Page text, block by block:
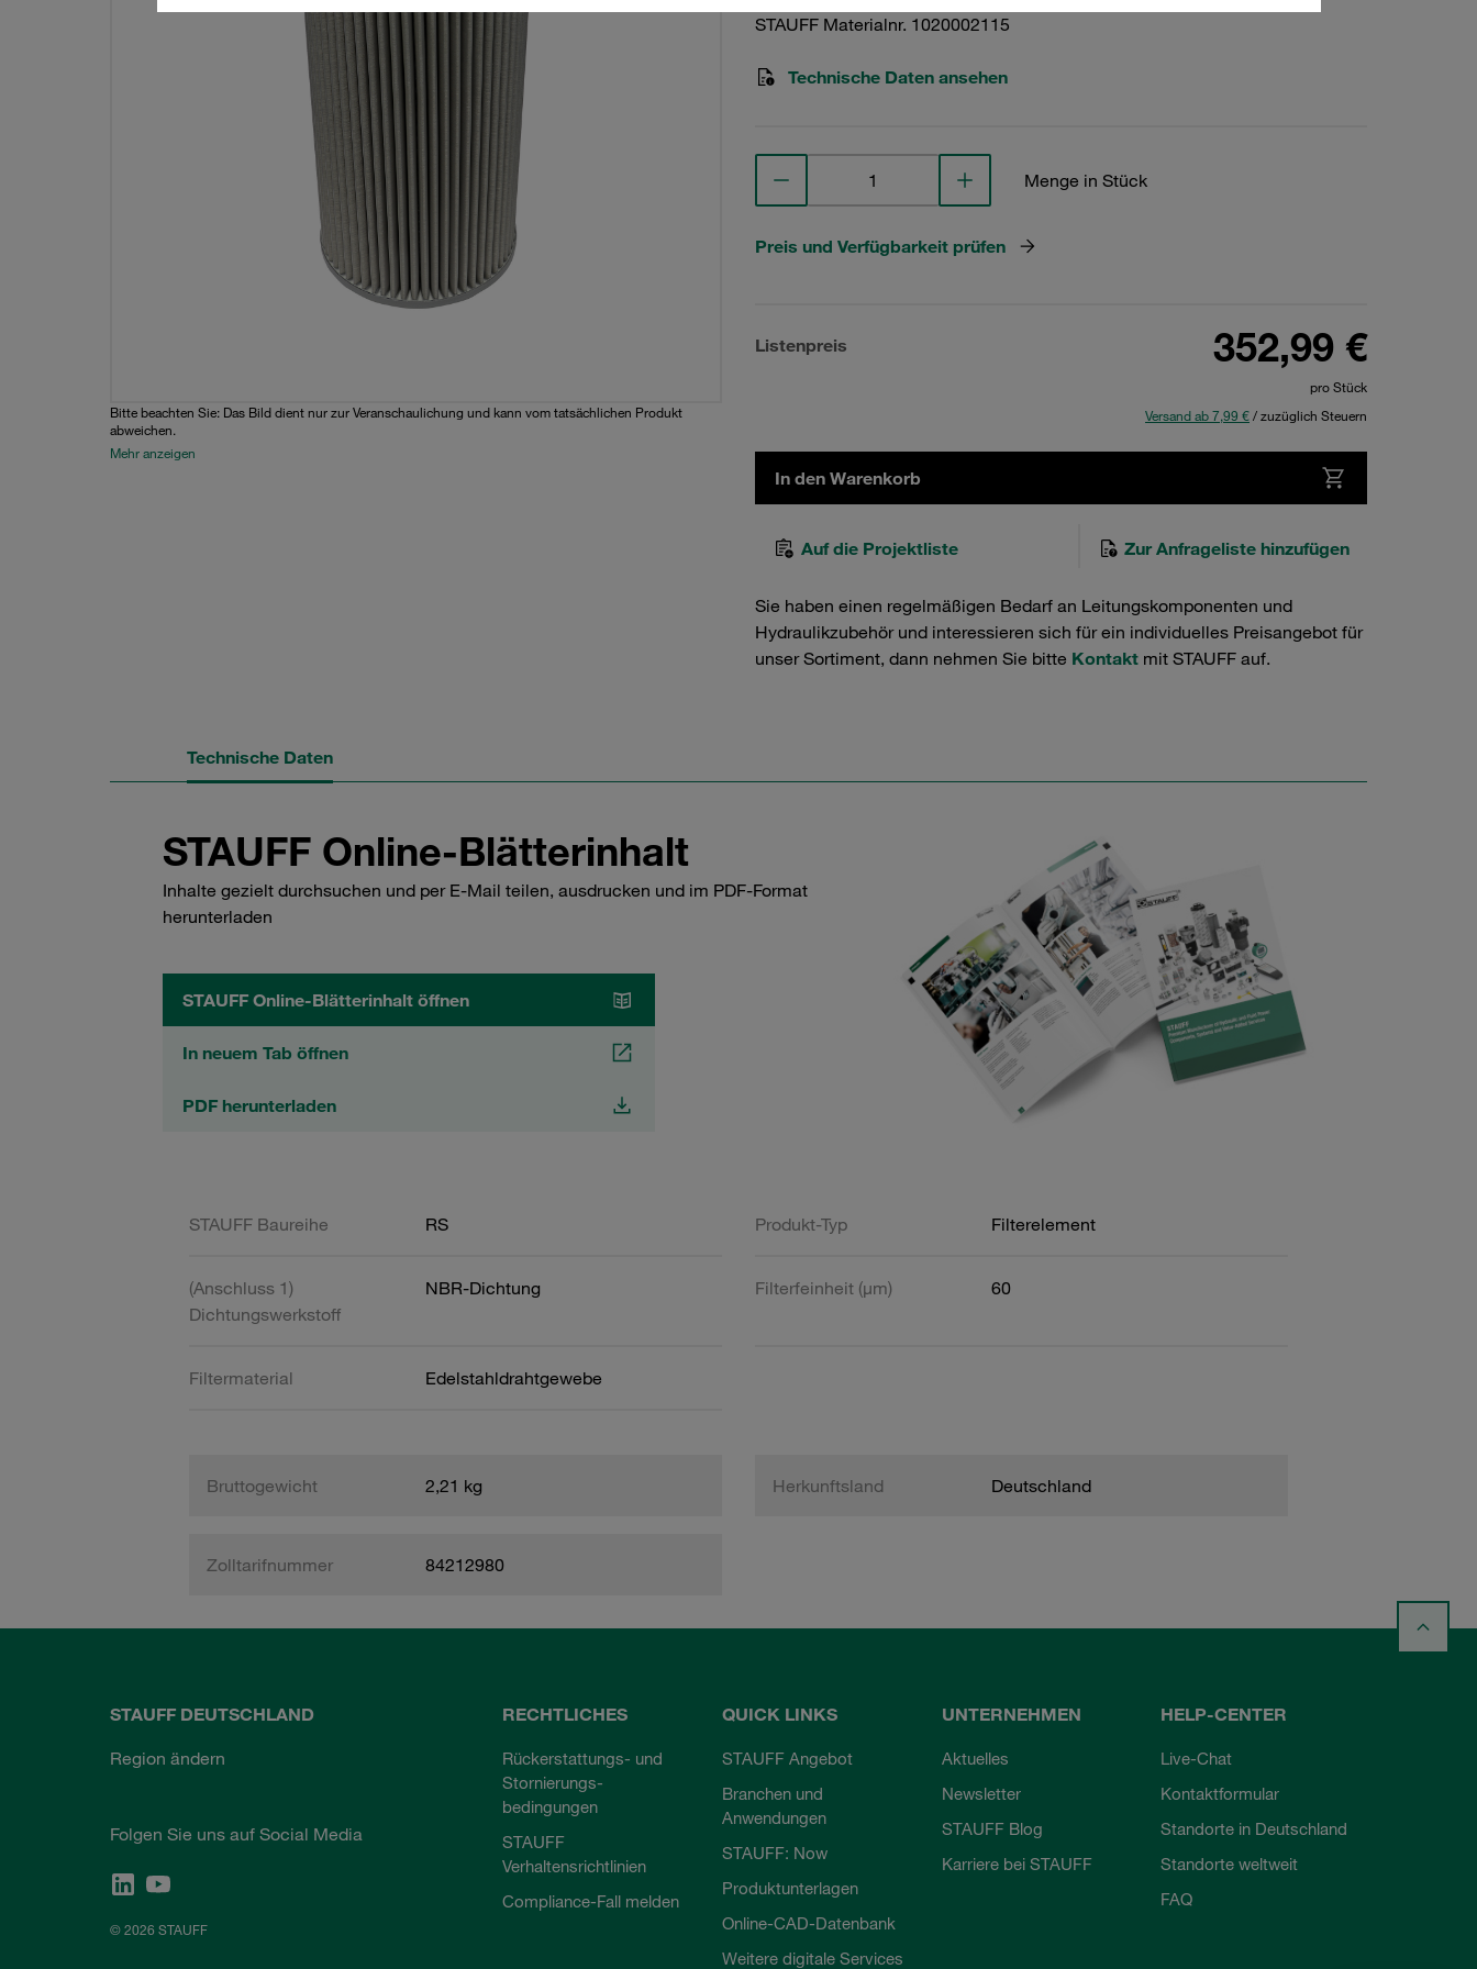
Bitte beachten Sie: Das Bild dient nur zur Veranschaulichung und kann vom tatsächlichen Produkt
abweichen.
Mehr anzeigen
STAUFF Materialnr. 1020002115
Technische Daten ansehen
Menge in Stück
Preis und Verfügbarkeit prüfen
Listenpreis 352,99 €
pro Stück
Versand ab 7,99 €/ zuzüglich Steuern
In den Warenkorb
Auf die Projektliste Zur Anfrageliste hinzufügen
Sie haben einen regelmäßigen Bedarf an Leitungskomponenten und
Hydraulikzubehör und interessieren sich für ein individuelles Preisangebot für
unser Sortiment, dann nehmen Sie bitte Kontakt mit STAUFF auf.
Technische Daten
STAUFF Online-Blätterinhalt
Inhalte gezielt durchsuchen und per E-Mail teilen, ausdrucken und im PDF-Format
herunterladen
STAUFF Online-Blätterinhalt öffnen
In neuem Tab öffnen
PDF herunterladen
STAUFF Baureihe RS Produkt-Typ Filterelement
(Anschluss 1)
Dichtungswerkstoff
NBR-Dichtung Filterfeinheit (µm) 60
Filtermaterial Edelstahldrahtgewebe
Bruttogewicht 2,21 kg Herkunftsland Deutschland
Zolltarifnummer 84212980
STAUFF DEUTSCHLAND
Region ändern
Folgen Sie uns auf Social Media
© 2026 STAUFF
RECHTLICHES
Rückerstattungs- und
Stornierungs-
bedingungen
STAUFF
Verhaltensrichtlinien
Compliance-Fall melden
QUICK LINKS
STAUFF Angebot
Branchen und
Anwendungen
STAUFF: Now
Produktunterlagen
Online-CAD-Datenbank
Weitere digitale Services
UNTERNEHMEN
Aktuelles
Newsletter
STAUFF Blog
Karriere bei STAUFF
HELP-CENTER
Live-Chat
Kontaktformular
Standorte in Deutschland
Standorte weltweit
FAQ